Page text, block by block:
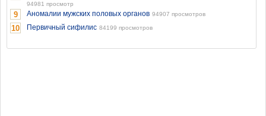
94981 просмотр
9 Аномалии мужских половых органов 94907 просмотров
10 Первичный сифилис 84199 просмотров